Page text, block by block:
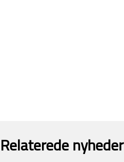
Relaterede nyheder